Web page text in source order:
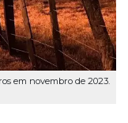
em novembro de 2023.